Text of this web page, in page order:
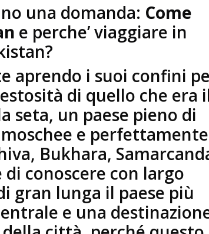
una domanda: Come
e perche’ viaggiare in
aprendo i suoi confini
di quello che era
seta, un paese pieno di
e perfettamente
Bukhara,
conoscere con largo
gran lunga il paese più
e una